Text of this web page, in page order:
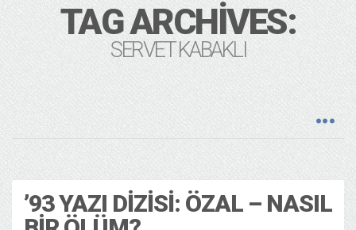
TAG ARCHIVES:
SERVET KABAKLI
’93 YAZI DIZISI: ÖZAL – NASIL